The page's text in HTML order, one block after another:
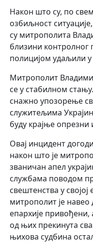
Након што су, по
озбиљност
су митрополита
близини контролног
полицијом удаљили
Митрополит
се у стабилном
снажно упозорење
служитељима
буду крајње опрезни
Овај инцидент
након што је
званичан апел
службама поводом
свештенства у
митрополит је
епархије привођени,
од њих прекинута
њихова судбина